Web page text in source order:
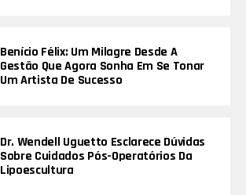
Benício Félix: Um Milagre Desde A
Gestão Que Agora Sonha Em Se Tonar
Um Artista De Sucesso
Dr. Wendell Uguetto Esclarece Dúvidas
Sobre Cuidados Pós-Operatórios Da
Lipoescultura